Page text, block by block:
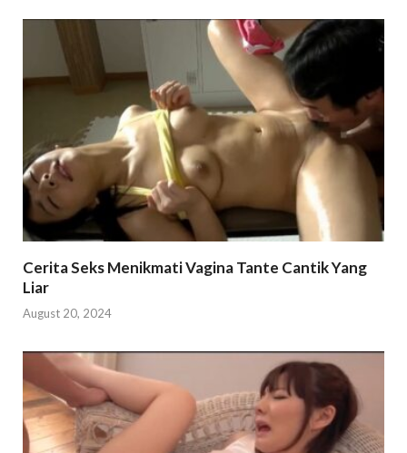
Cerita Seks Menikmati Vagina Tante Cantik Yang
Liar
August 20, 2024